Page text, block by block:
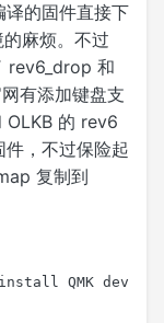
译的固件直接下
麻烦。不过
rev6_drop 和
有添加键盘支
的 rev6
，不过保险起
复制到
QMK dev